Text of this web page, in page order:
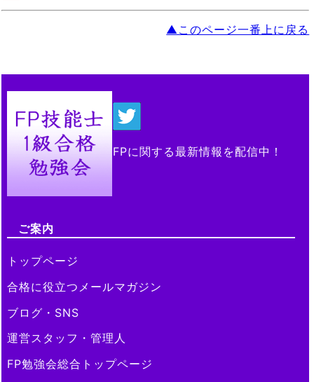
▲このページ一番上に戻る
FPに関する最新情報を配信中！
ご案内
トップページ
合格に役立つメールマガジン
ブログ・SNS
運営スタッフ・管理人
FP勉強会総合トップページ